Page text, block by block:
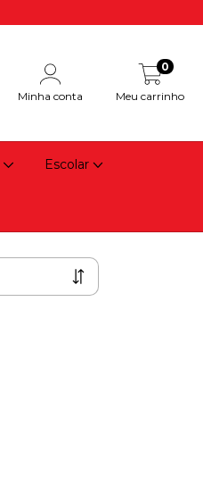
Minha conta Meu carrinho
0
Escolar